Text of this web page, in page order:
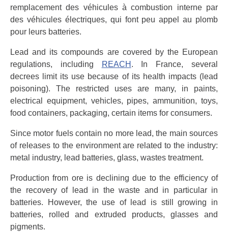
remplacement des véhicules à combustion interne par
des véhicules électriques, qui font peu appel au plomb
pour leurs batteries.
Lead and its compounds are covered by the European
regulations, including
REACH . In France, several
decrees limit its use because of its health impacts (lead
poisoning). The restricted uses are many, in paints,
electrical equipment, vehicles, pipes, ammunition, toys,
food containers, packaging, certain items for consumers.
Since motor fuels contain no more lead, the main sources
of releases to the environment are related to the industry:
metal industry, lead batteries, glass, wastes treatment.
Production from ore is declining due to the efficiency of
the recovery of lead in the waste and in particular in
batteries. However, the use of lead is still growing in
batteries, rolled and extruded products, glasses and
pigments.